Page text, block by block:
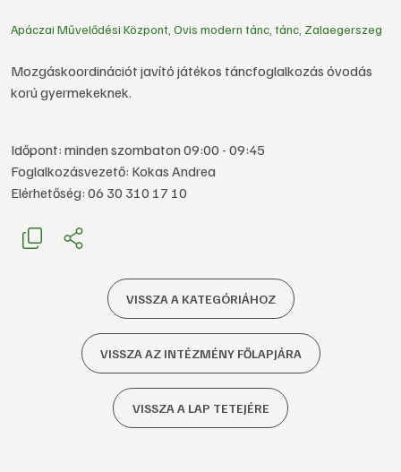
Apáczai Művelődési Központ Ovis modern tánc tánc Zalaegerszeg
Mozgáskoordinációt javító játékos táncfoglalkozás óvodás
korú gyermekeknek.
Időpont: minden szombaton 09:00 - 09:45
Foglalkozásvezető: Kokas Andrea
Elérhetőség: 06 30 310 17 10
VISSZA A KATEGÓRIÁHOZ
VISSZA AZ INTÉZMÉNY FŐLAPJÁRA
VISSZA A LAP TETEJÉRE